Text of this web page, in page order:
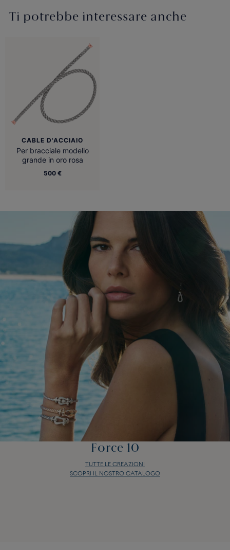
Ti potrebbe interessare anche
CABLE D'ACCIAIO
Per bracciale modello
grande in oro rosa
500 €
Force 10
TUTTE LE CREAZIONI
SCOPRI IL NOSTRO CATALOGO